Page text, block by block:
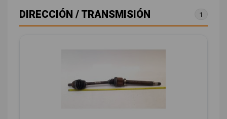
DIRECCIÓN / TRANSMISIÓN 1